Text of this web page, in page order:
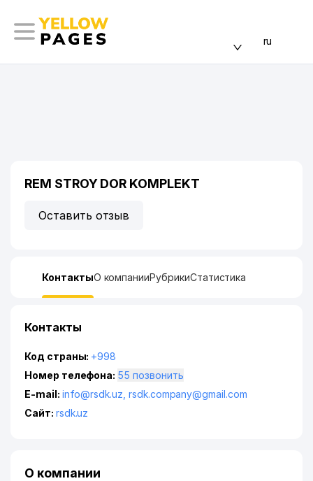
ru
REM STROY DOR KOMPLEKT
Оставить отзыв
КонтактыО компанииРубрикиСтатистика
Контакты
Код страны: +998
Номер телефона:
55 позвонить
E-mail: info@rsdk.uz rsdk.company@gmail.com
Сайт: rsdk.uz
О компании